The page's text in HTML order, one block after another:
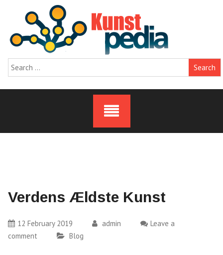
content
Search
for:
Verdens Ældste Kunst
12 February 2019 admin
Leave a
comment
Blog